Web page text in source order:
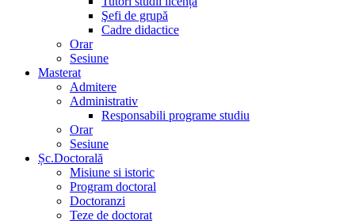
Şefi de grupă
Cadre didactice
Orar
Sesiune
Masterat
Admitere
Administrativ
Responsabili programe studiu
Orar
Sesiune
Șc.Doctorală
Misiune si istoric
Program doctoral
Doctoranzi
Teze de doctorat